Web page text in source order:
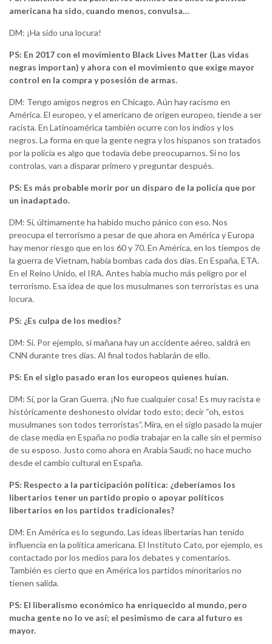
americana ha sido, cuando menos, convulsa…
DM: ¡Ha sido una locura!
PS: En 2017 con el movimiento Black Lives Matter (Las vidas
negras importan) y ahora con el movimiento que exige mayor
control en la compra y posesión de armas.
DM: Tengo amigos negros en Chicago. Aún hay racismo en
América. El europeo, y el americano de origen europeo, tiende a ser
racista. En Latinoamérica también ocurre con los indios y los
negros. La forma en que la gente negra y los hispanos son tratados
por la policía es algo que todavía debe preocuparnos. Si no los
controlas, van a disparar primero y preguntar después.
PS: Es más probable morir por un disparo de la policía que por
un inadaptado.
DM: Sí, últimamente ha habido mucho pánico con eso. Nos
preocupa el terrorismo a pesar de que ahora en América y Europa
hay menor riesgo que en los 60 y 70. En América, en los tiempos de
la guerra de Vietnam, había bombas cada dos días. En España, ETA.
En el Reino Unido, el IRA. Antes había mucho más peligro por el
terrorismo. Esa idea de que los musulmanes son terroristas es una
locura.
PS: ¿Es culpa de los medios?
DM: Sí. Por ejemplo, si mañana hay un accidente aéreo, saldrá en
CNN durante tres días. Al final todos hablarán de ello.
PS: En el siglo pasado eran los europeos quienes huían.
DM: Sí, por la Gran Guerra. ¡No fue cualquier cosa! Es muy racista e
históricamente deshonesto olvidar todo esto; decir “oh, estos
musulmanes son todos terroristas”. Mira, en el siglo pasado la mujer
de clase media en España no podía trabajar en la calle sin el permiso
de su esposo. Justo como ahora en Arabia Saudí; no hace mucho
desde el cambio cultural en España.
PS: Respecto a la participación política: ¿deberíamos los
libertarios tener un partido propio o apoyar políticos
libertarios en los partidos tradicionales?
DM: En América es lo segundo. Las ideas libertarias han tenido
influencia en la política americana. El Instituto Cato, por ejemplo, es
contactado por los medios para los debates y comentarios.
También es cierto que en América los partidos minoritarios no
tienen salida.
PS: El liberalismo económico ha enriquecido al mundo, pero
mucha gente no lo ve así; el pesimismo de cara al futuro es
mayor.